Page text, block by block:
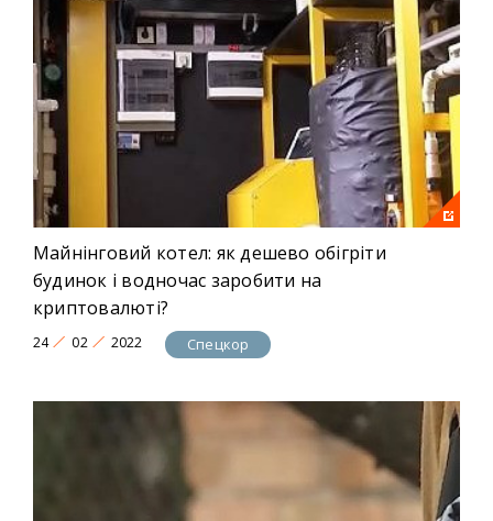
Майнінговий котел: як дешево обігріти
будинок і водночас заробити на
криптовалюті?
24 02 2022 Спецкор